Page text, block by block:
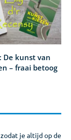
De kunst van
– fraai betoog
je altijd op de